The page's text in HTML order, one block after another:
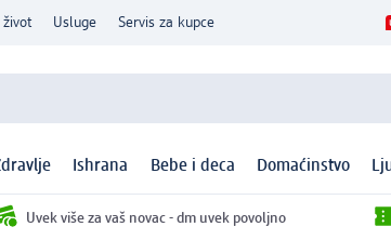
život Usluge Servis za kupce
Ishrana Bebe i deca Domaćinstvo
Uvek više za vaš novac - dm uvek povoljno